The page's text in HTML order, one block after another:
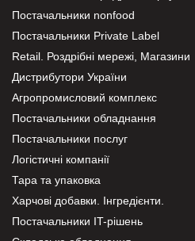
Постачальники nonfood
Постачальники Private Label
Retail. Роздрібні мережі, Магазини
Дистрибутори України
Агропромисловий комплекс
Постачальники обладнання
Постачальники послуг
Логістичні компанії
Тара та упаковка
Харчові добавки. Інгредієнти.
Постачальники IT-рішень